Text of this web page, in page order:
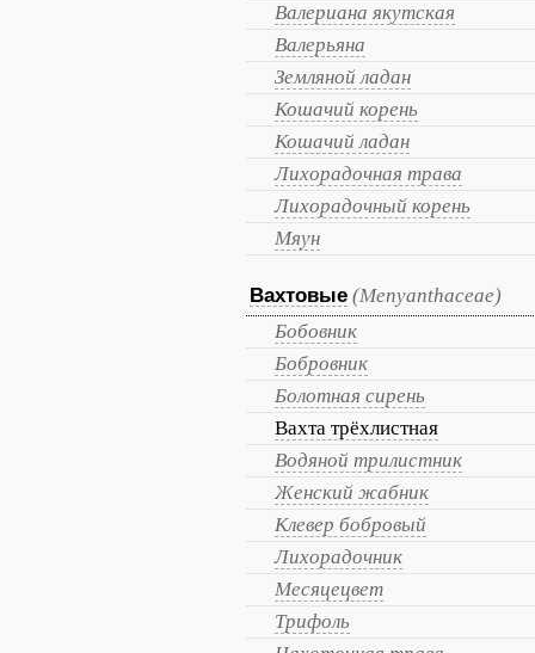
Валериана якутская
Валерьяна
Земляной ладан
Кошачий корень
Кошачий ладан
Лихорадочная трава
Лихорадочный корень
Мяун
Вахтовые (Menyanthaceae)
Бобовник
Бобровник
Болотная сирень
Вахта трёхлистная
Водяной трилистник
Женский жабник
Клевер бобровый
Лихорадочник
Месяцецвет
Трифоль